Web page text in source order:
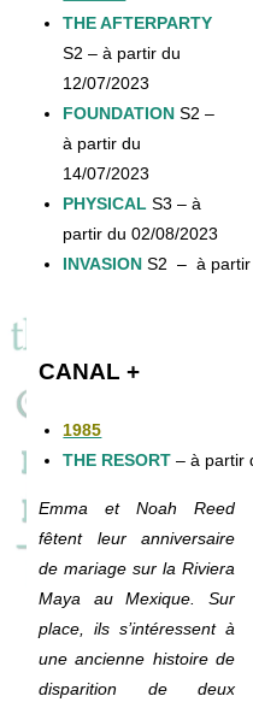
THE AFTERPARTY
S2 – à partir du
12/07/2023
FOUNDATION S2 –
à partir du
14/07/2023
PHYSICAL S3 – à
partir du 02/08/2023
INVASION S2 – à partir
CANAL +
1985
THE RESORT – à partir
Emma et Noah Reed
fêtent leur anniversaire
de mariage sur la Riviera
Maya au Mexique. Sur
place, ils s’intéressent à
une ancienne histoire de
disparition de deux